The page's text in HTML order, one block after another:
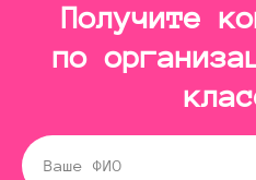
Получите
по